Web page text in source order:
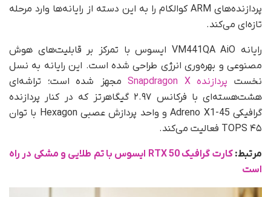
پردازنده‌های ARM کوالکام را به این دسته از رایانه‌ها وارد مرحله
تازه‌ای می‌کند.
رایانه VM441QA AiO ایسوس با تمرکز بر قابلیت‌های هوش
مصنوعی و بهره‌وری انرژی طراحی شده است. این رایانه به نسل
نخست پردازنده Snapdragon X
مجهز شده است؛ تراشه‌ای
هشت‌هسته‌ای با فرکانس ۲.۹۷ گیگاهرتز که در کنار پردازنده
گرافیکی Adreno X1-45 و واحد پردازش عصبی Hexagon با توان
۴۵ TOPS فعالیت می‌کند.
مرتبط:
کارت گرافیک RTX 50 ایسوس با تم طلایی و مشکی در راه
است